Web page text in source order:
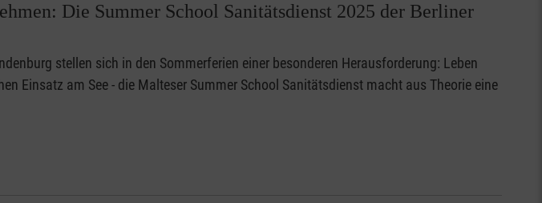
Die Summer School Sanitätsdienst 2025 der Berliner
stellen sich in den Sommerferien einer besonderen Herausforderung: Leben
Einsatz am See - die Malteser Summer School Sanitätsdienst macht aus Theorie eine